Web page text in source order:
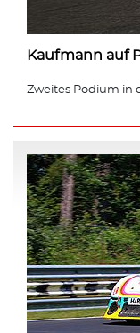
Kaufmann auf
Zweites Podium in